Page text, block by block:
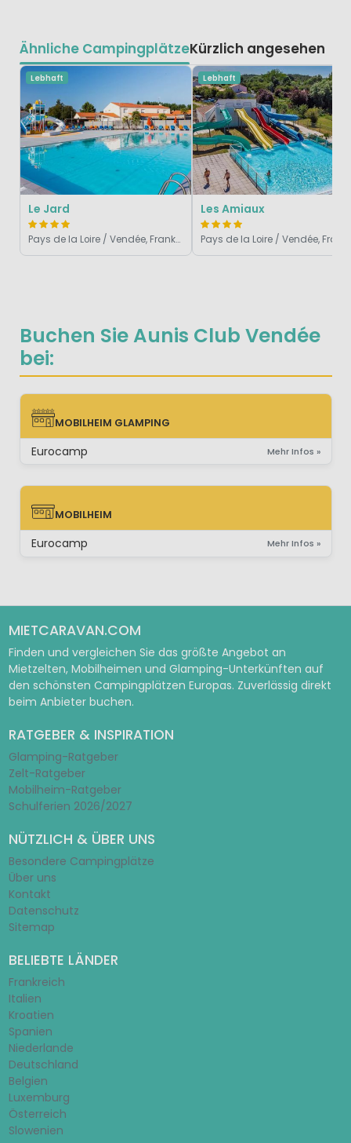
Buchen Sie Aunis Club Vendée
bei:
MOBILHEIM GLAMPING
MOBILHEIM GLAMPING
Eurocamp Mehr Infos »
MOBILHEIM
MOBILHEIM
Eurocamp Mehr Infos »
Ähnliche CampingplätzeKürzlich angesehen
Lebhaft
Le Jard
Pays de la Loire / Vendée, Frankreich
Lebhaft
Les Amiaux
MIETCARAVAN.COM
Finden und vergleichen Sie das größte Angebot an
Mietzelten, Mobilheimen und Glamping-Unterkünften auf
den schönsten Campingplätzen Europas. Zuverlässig direkt
beim Anbieter buchen.
RATGEBER & INSPIRATION
Glamping-Ratgeber
Zelt-Ratgeber
Mobilheim-Ratgeber
Schulferien 2026/2027
NÜTZLICH & ÜBER UNS
Besondere Campingplätze
Über uns
Kontakt
Datenschutz
Sitemap
BELIEBTE LÄNDER
Frankreich
Italien
Kroatien
Spanien
Niederlande
Deutschland
Belgien
Luxemburg
Österreich
Slowenien